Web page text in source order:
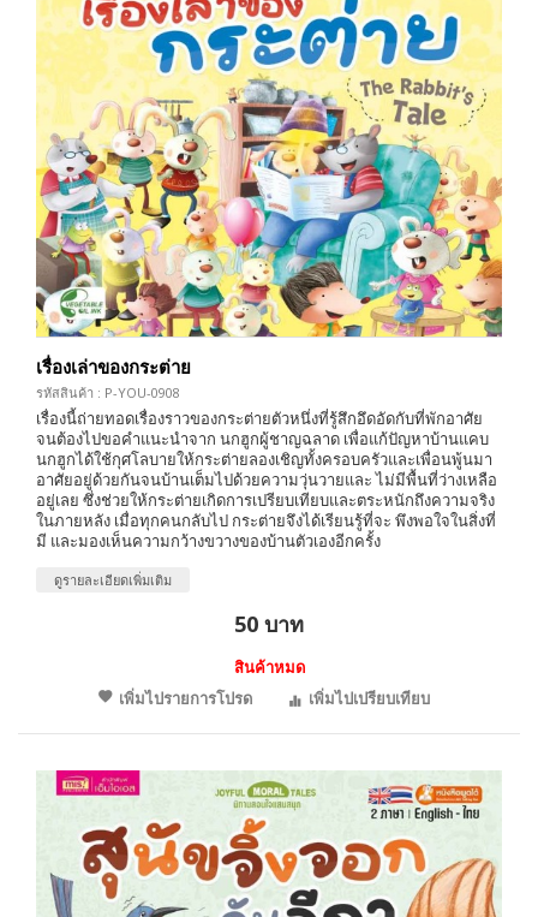
เรื่องเล่าของกระต่าย
รหัสสินค้า : P-YOU-0908
เรื่องนี้ถ่ายทอดเรื่องราวของกระต่ายตัวหนึ่งที่รู้สึกอึดอัดกับที่พักอาศัย
จนต้องไปขอคำแนะนำจาก นกฮูกผู้ชาญฉลาด เพื่อแก้ปัญหาบ้านแคบ
นกฮูกได้ใช้กุศโลบายให้กระต่ายลองเชิญทั้งครอบครัวและเพื่อนพู้นมา
อาศัยอยู่ด้วยกันจนบ้านเต็มไปด้วยความวุ่นวายและ ไม่มีพื้นที่ว่างเหลือ
อยู่เลย ซึ่งช่วยให้กระต่ายเกิดการเปรียบเทียบและตระหนักถึงความจริง
ในภายหลัง เมื่อทุกคนกลับไป กระต่ายจึงได้เรียนรู้ที่จะ พึงพอใจในสิ่งที่
มี และมองเห็นความกว้างขวางของบ้านตัวเองอีกครั้ง
ดูรายละเอียดเพิ่มเติม
50 บาท
สินค้าหมด
เพิ่มไปรายการโปรด
เพิ่มไปเปรียบเทียบ